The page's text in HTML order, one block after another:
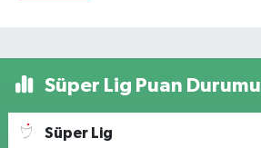
Süper Lig Puan Durumu
Süper Lig